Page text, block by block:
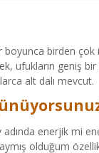
birden çok
ufukların geniş
alt dalı mevcut.
enerjik mi
olduğum